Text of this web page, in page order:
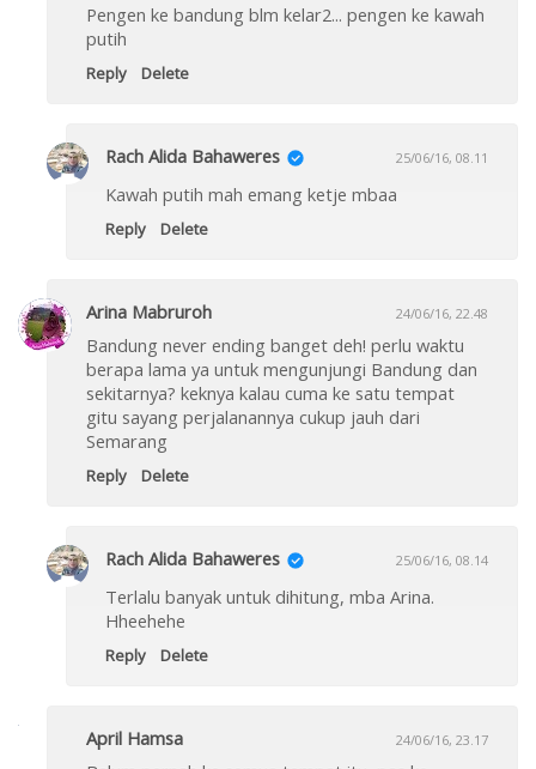
Pengen ke bandung blm kelar2... pengen ke kawah
putih
Reply Delete
Rach Alida Bahaweres 25/06/16, 08.11
Kawah putih mah emang ketje mbaa
Reply Delete
Arina Mabruroh 24/06/16, 22.48
Bandung never ending banget deh! perlu waktu
berapa lama ya untuk mengunjungi Bandung dan
sekitarnya? keknya kalau cuma ke satu tempat
gitu sayang perjalanannya cukup jauh dari
Semarang
Reply Delete
Rach Alida Bahaweres 25/06/16, 08.14
Terlalu banyak untuk dihitung, mba Arina.
Hheehehe
Reply Delete
April Hamsa 24/06/16, 23.17